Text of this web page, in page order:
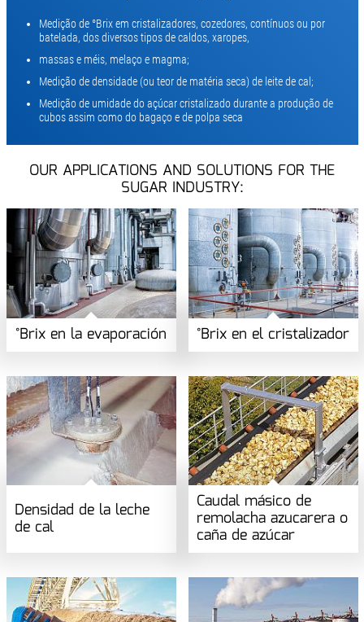
Medição de °Brix em cristalizadores, cozedores, contínuos ou por
batelada, dos diversos tipos de caldos, xaropes,
massas e méis, melaço e magma;
Medição de densidade (ou teor de matéria seca) de leite de cal;
Medição de umidade do açúcar cristalizado durante a produção de
cubos assim como do bagaço e de polpa seca
OUR APPLICATIONS AND SOLUTIONS FOR THE
SUGAR INDUSTRY:
°Brix en la evaporación °Brix en el cristalizador
Densidad de la leche
de cal
Caudal másico de
remolacha azucarera o
caña de azúcar